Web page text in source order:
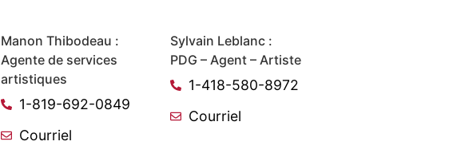
Manon Thibodeau :
Agente de services
artistiques
1-819-692-0849
Courriel
Sylvain Leblanc :
PDG – Agent – Artiste
1-418-580-8972
Courriel